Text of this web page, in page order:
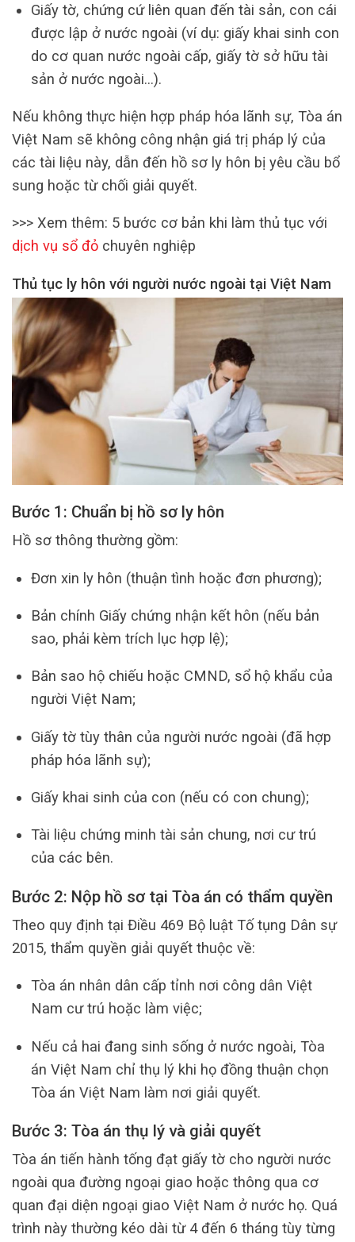
Giấy tờ, chứng cứ liên quan đến tài sản, con cái
được lập ở nước ngoài (ví dụ: giấy khai sinh con
do cơ quan nước ngoài cấp, giấy tờ sở hữu tài
sản ở nước ngoài…).
Nếu không thực hiện hợp pháp hóa lãnh sự, Tòa án
Việt Nam sẽ không công nhận giá trị pháp lý của
các tài liệu này, dẫn đến hồ sơ ly hôn bị yêu cầu bổ
sung hoặc từ chối giải quyết.
>>> Xem thêm: 5 bước cơ bản khi làm thủ tục với
dịch vụ sổ đỏ chuyên nghiệp
Thủ tục ly hôn với người nước ngoài tại Việt Nam
Bước 1: Chuẩn bị hồ sơ ly hôn
Hồ sơ thông thường gồm:
Đơn xin ly hôn (thuận tình hoặc đơn phương);
Bản chính Giấy chứng nhận kết hôn (nếu bản
sao, phải kèm trích lục hợp lệ);
Bản sao hộ chiếu hoặc CMND, sổ hộ khẩu của
người Việt Nam;
Giấy tờ tùy thân của người nước ngoài (đã hợp
pháp hóa lãnh sự);
Giấy khai sinh của con (nếu có con chung);
Tài liệu chứng minh tài sản chung, nơi cư trú
của các bên.
Bước 2: Nộp hồ sơ tại Tòa án có thẩm quyền
Theo quy định tại Điều 469 Bộ luật Tố tụng Dân sự
2015, thẩm quyền giải quyết thuộc về:
Tòa án nhân dân cấp tỉnh nơi công dân Việt
Nam cư trú hoặc làm việc;
Nếu cả hai đang sinh sống ở nước ngoài, Tòa
án Việt Nam chỉ thụ lý khi họ đồng thuận chọn
Tòa án Việt Nam làm nơi giải quyết.
Bước 3: Tòa án thụ lý và giải quyết
Tòa án tiến hành tống đạt giấy tờ cho người nước
ngoài qua đường ngoại giao hoặc thông qua cơ
quan đại diện ngoại giao Việt Nam ở nước họ. Quá
trình này thường kéo dài từ 4 đến 6 tháng tùy từng